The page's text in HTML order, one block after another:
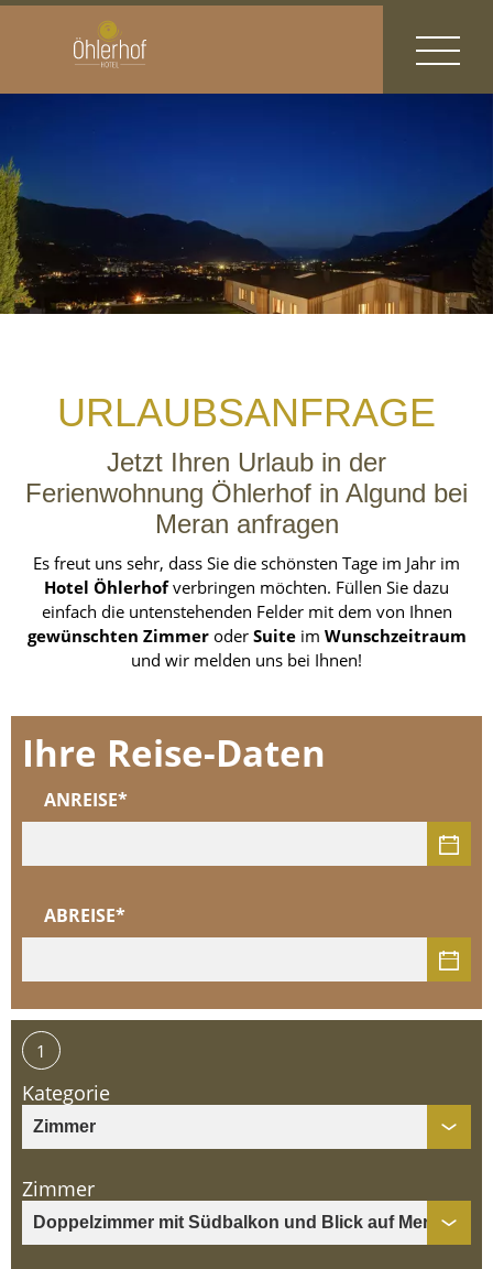
URLAUBSANFRAGE
Jetzt Ihren Urlaub in der
Ferienwohnung Öhlerhof in Algund bei
Meran anfragen
Es freut uns sehr, dass Sie die schönsten Tage im Jahr im
Hotel Öhlerhofverbringen möchten. Füllen Sie dazu
einfach die untenstehenden Felder mit dem von Ihnen
gewünschten Zimmeroder Suiteim Wunschzeitraum
und wir melden uns bei Ihnen!
Ihre Reise-Daten
ANREISE*
ABREISE*
1
Kategorie
Zimmer